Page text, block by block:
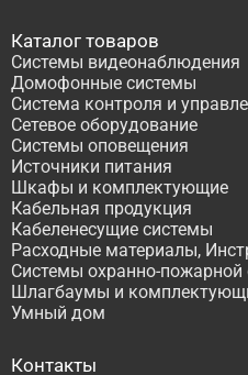
Каталог товаров
Системы видеонаблюдения
Домофонные системы
Система контроля и
Сетевое оборудование
Системы оповещения
Источники питания
Шкафы и комплектующие
Кабельная продукция
Кабеленесущие системы
Расходные материалы,
Системы охранно-пожарной
Шлагбаумы и
Умный дом
Контакты